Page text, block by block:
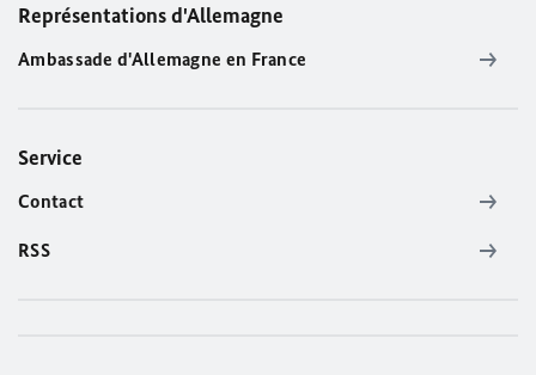
Représentations d'Allemagne
Ambassade d'Allemagne en France
Service
Contact
RSS